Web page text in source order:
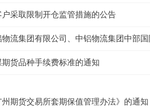
采取限制开仓监管措施的公告
物流集团有限公司、中铝物流集团中部
货品种手续费标准的通知
期货交易所套期保值管理办法》的通知